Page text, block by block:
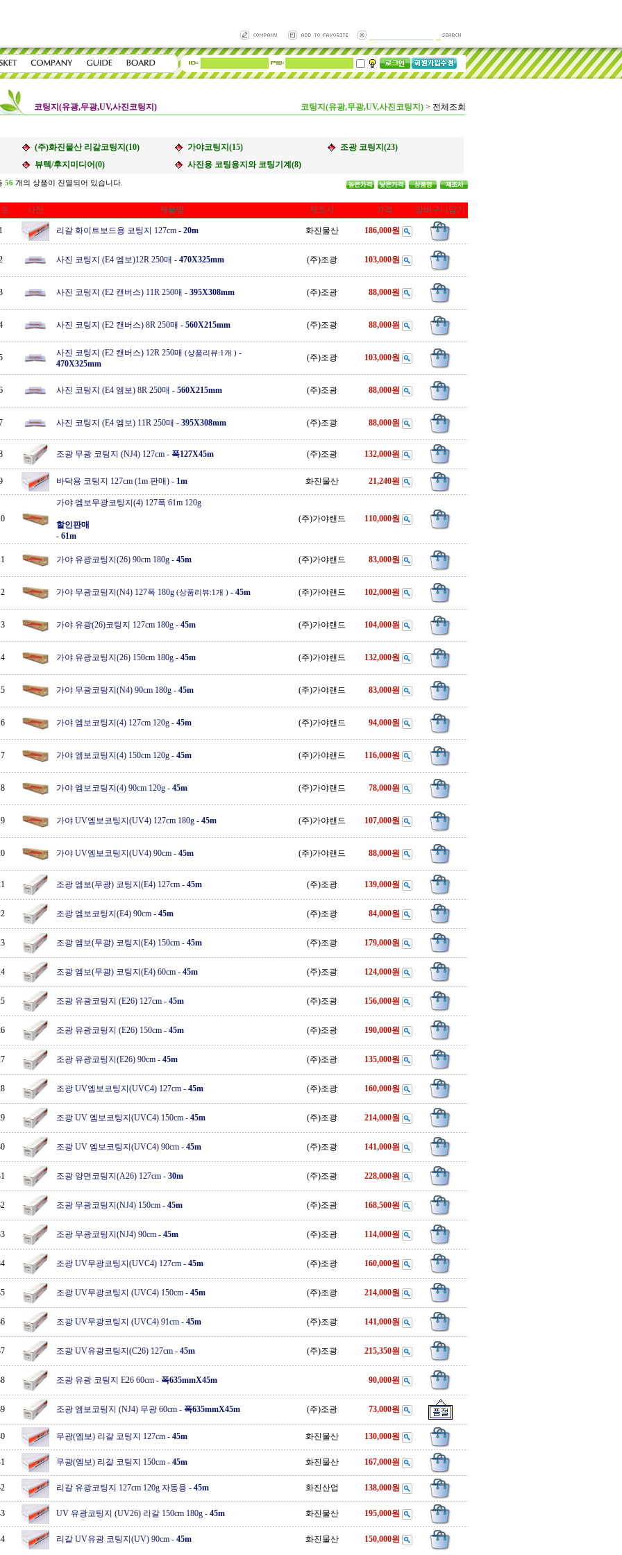
코팅지(유광,무광,UV,사진코팅지) 코팅지(유광,무광,UV,사진코팅지) > 전체조회
(주)화진물산 리갈코팅지(10) 가야코팅지(15)
조광 코팅지(23)
뷰텍/후지미디어(0)
사진용 코팅용지와 코팅기계(8)
56 개의 상품이 진열되어 있습니다.
사진 제품명 제조사 가격 장바구니담기
리갈 화이트보드용 코팅지 127cm - 20m 화진물산 186,000원
사진 코팅지 (E4 엠보)12R 250매 - 470X325mm (주)조광 103,000원
사진 코팅지 (E2 캔버스) 11R 250매 - 395X308mm (주)조광 88,000원
사진 코팅지 (E2 캔버스) 8R 250매 - 560X215mm (주)조광 88,000원
사진 코팅지 (E2 캔버스) 12R 250매 (상품리뷰:1개 ) -
470X325mm
(주)조광 103,000원
사진 코팅지 (E4 엠보) 8R 250매 - 560X215mm (주)조광 88,000원
사진 코팅지 (E4 엠보) 11R 250매 - 395X308mm (주)조광 88,000원
조광 무광 코팅지 (NJ4) 127cm - 폭127X45m (주)조광 132,000원
바닥용 코팅지 127cm (1m 판매) - 1m 화진물산 21,240원
가야 엠보무광코팅지(4) 127폭 61m 120g
할인판매
- 61m
(주)가야랜드 110,000원
가야 유광코팅지(26) 90cm 180g - 45m (주)가야랜드 83,000원
가야 무광코팅지(N4) 127폭 180g (상품리뷰:1개 ) - 45m (주)가야랜드 102,000원
가야 유광(26)코팅지 127cm 180g - 45m (주)가야랜드 104,000원
가야 유광코팅지(26) 150cm 180g - 45m (주)가야랜드 132,000원
가야 무광코팅지(N4) 90cm 180g - 45m (주)가야랜드 83,000원
가야 엠보코팅지(4) 127cm 120g - 45m (주)가야랜드 94,000원
가야 엠보코팅지(4) 150cm 120g - 45m (주)가야랜드 116,000원
가야 엠보코팅지(4) 90cm 120g - 45m (주)가야랜드 78,000원
가야 UV엠보코팅지(UV4) 127cm 180g - 45m (주)가야랜드 107,000원
가야 UV엠보코팅지(UV4) 90cm - 45m (주)가야랜드 88,000원
조광 엠보(무광) 코팅지(E4) 127cm - 45m (주)조광 139,000원
조광 엠보코팅지(E4) 90cm - 45m (주)조광 84,000원
조광 엠보(무광) 코팅지(E4) 150cm - 45m (주)조광 179,000원
조광 엠보(무광) 코팅지(E4) 60cm - 45m (주)조광 124,000원
조광 유광코팅지 (E26) 127cm - 45m (주)조광 156,000원
조광 유광코팅지 (E26) 150cm - 45m (주)조광 190,000원
조광 유광코팅지(E26) 90cm - 45m (주)조광 135,000원
조광 UV엠보코팅지(UVC4) 127cm - 45m (주)조광 160,000원
조광 UV 엠보코팅지(UVC4) 150cm - 45m (주)조광 214,000원
조광 UV 엠보코팅지(UVC4) 90cm - 45m (주)조광 141,000원
조광 양면코팅지(A26) 127cm - 30m (주)조광 228,000원
조광 무광코팅지(NJ4) 150cm - 45m (주)조광 168,500원
조광 무광코팅지(NJ4) 90cm - 45m (주)조광 114,000원
조광 UV무광코팅지(UVC4) 127cm - 45m (주)조광 160,000원
조광 UV무광코팅지 (UVC4) 150cm - 45m (주)조광 214,000원
조광 UV무광코팅지 (UVC4) 91cm - 45m (주)조광 141,000원
조광 UV유광코팅지(C26) 127cm - 45m (주)조광 215,350원
조광 유광 코팅지 E26 60cm - 폭635mmX45m 90,000원
조광 엠보코팅지 (NJ4) 무광 60cm - 폭635mmX45m (주)조광 73,000원
무광(엠보) 리갈 코팅지 127cm - 45m 화진물산 130,000원
무광(엠보) 리갈 코팅지 150cm - 45m 화진물산 167,000원
리갈 유광코팅지 127cm 120g 자동용 - 45m 화진산업 138,000원
UV 유광코팅지 (UV26) 리갈 150cm 180g - 45m 화진물산 195,000원
리갈 UV유광 코팅지(UV) 90cm - 45m 화진물산 150,000원